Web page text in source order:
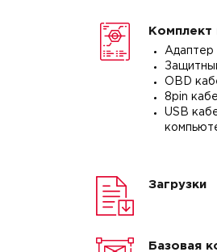
Комплект
OBD
8pin
USB
Загрузки
Базовая